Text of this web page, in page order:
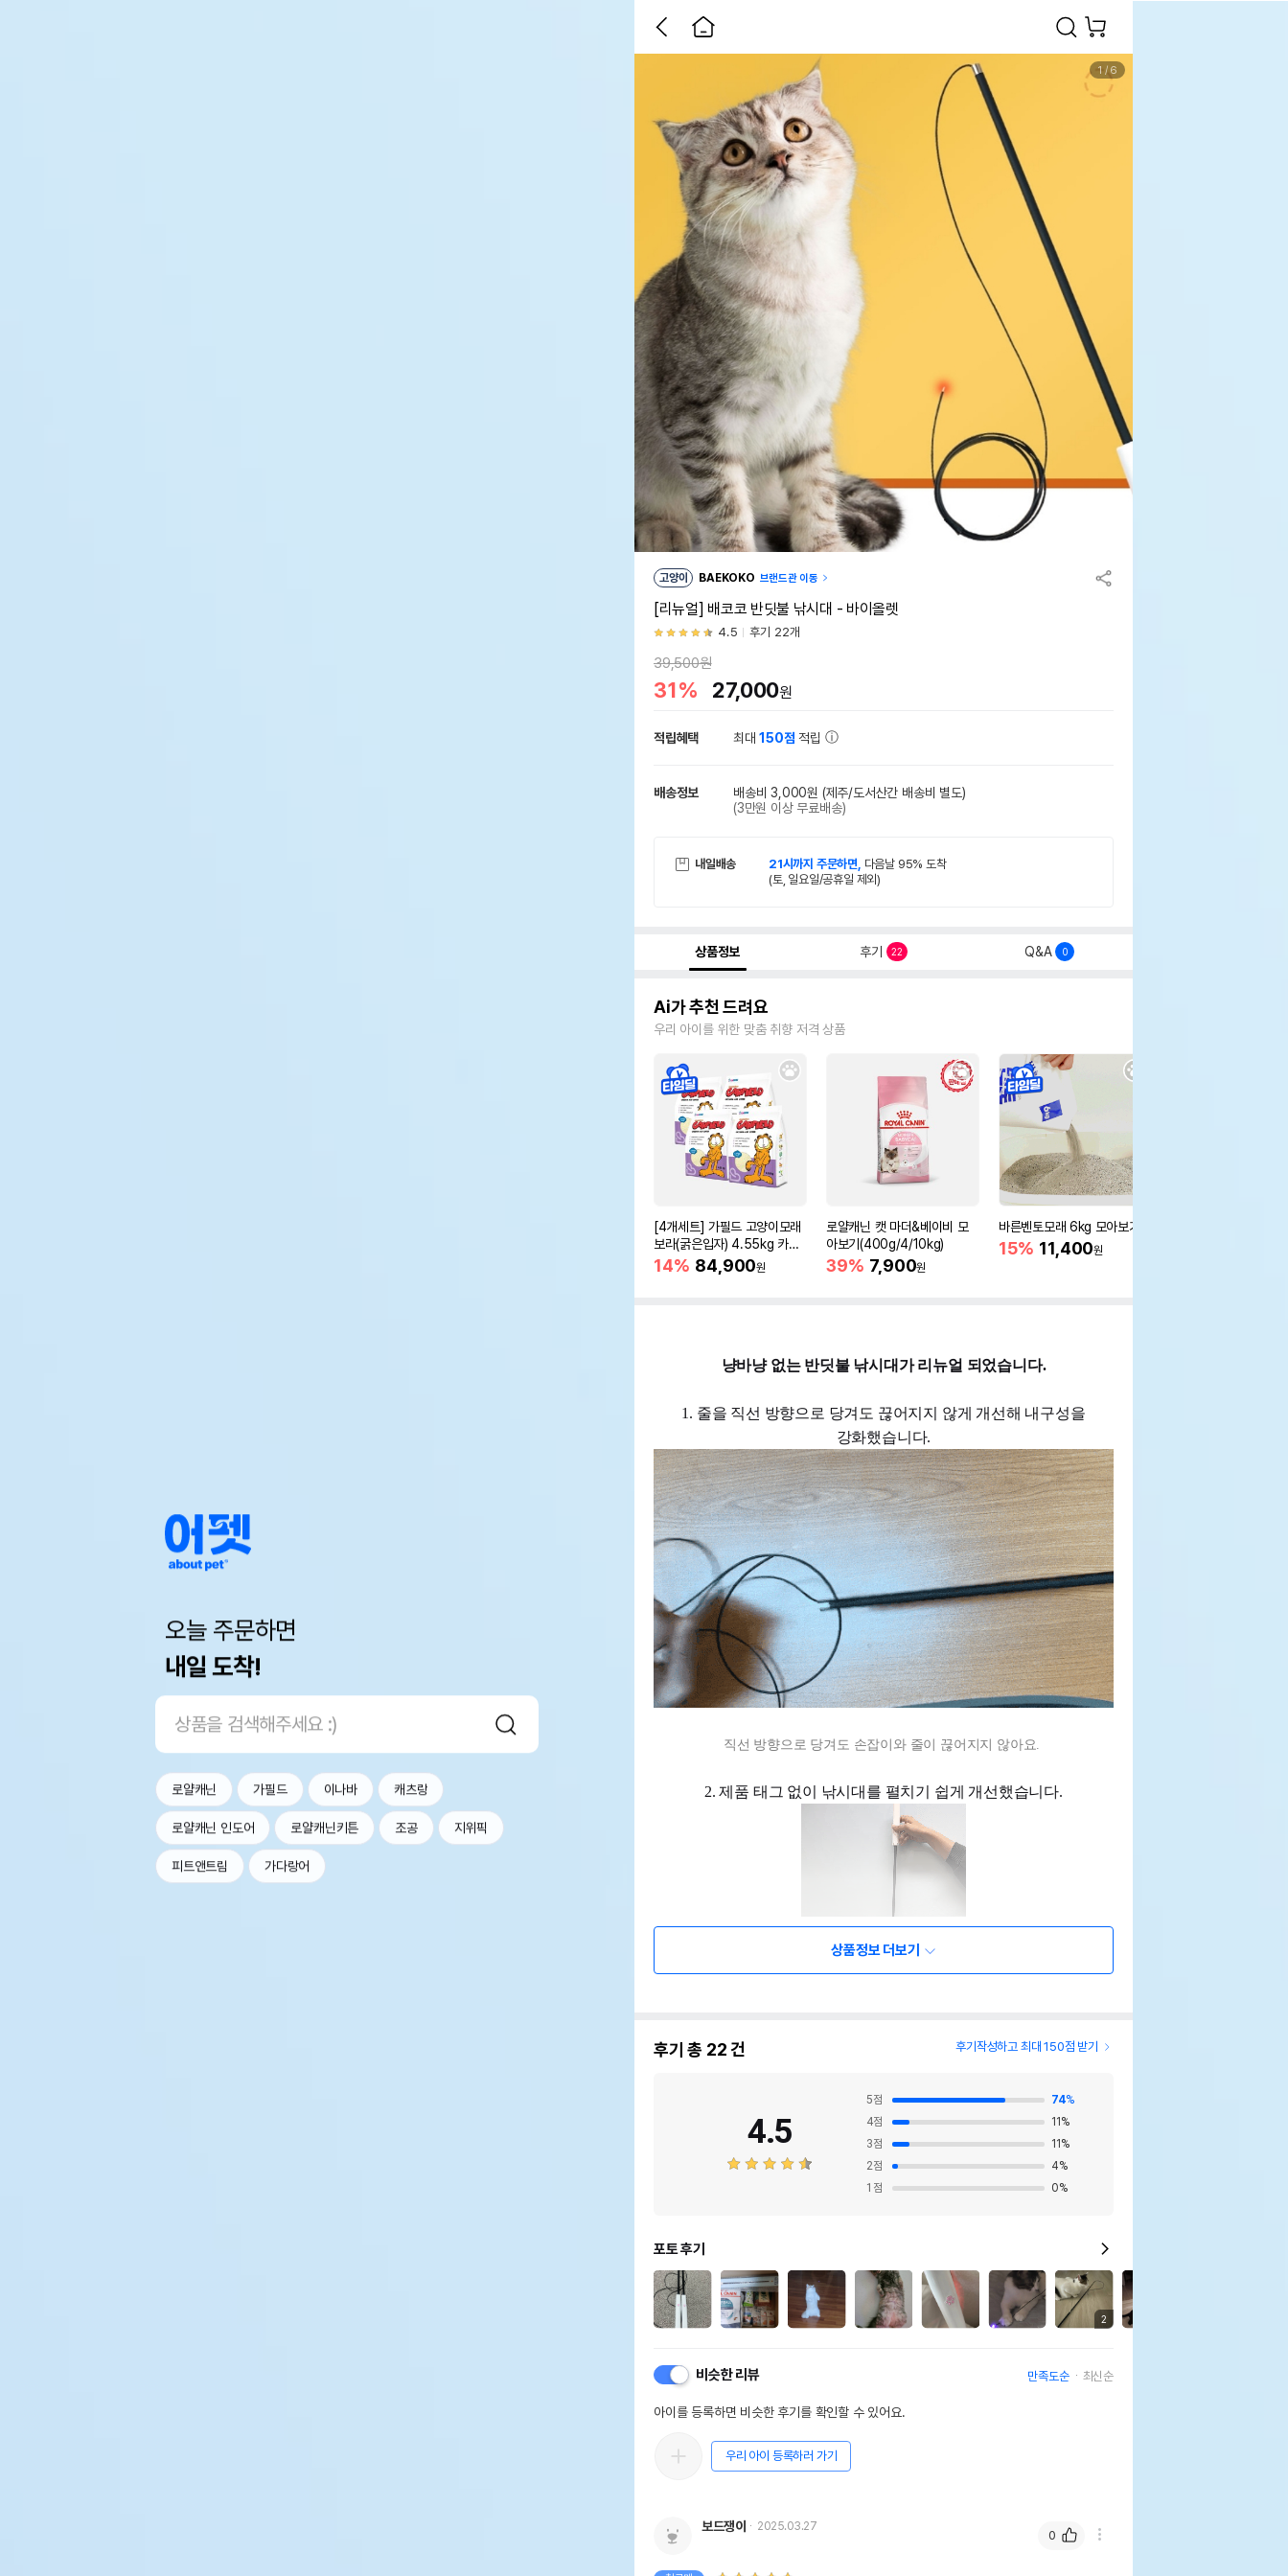
오늘 주문하면
내일 도착!
로얄캐닌 가필드 이나바 캐츠랑
로얄캐닌 인도어 로얄캐닌키튼 조공 지위픽
피트앤트림 가다랑어
1 / 6
고양이 BAEKOKO 브랜드관 이동
[리뉴얼] 배코코 반딧불 낚시대 - 바이올렛
4.5 후기 22개
39,500원
31% 27,000원
적립혜택 최대150점 적립
배송정보 배송비 3,000원 (제주/도서산간 배송비 별도)
(3만원 이상 무료배송)
내일배송 21시까지 주문하면, 다음날 95% 도착
(토, 일요일/공휴일 제외)
상품정보 후기 22 Q&A 0
Ai가 추천 드려요
우리 아이를 위한 맞춤 취향 저격 상품
[4개세트] 가필드 고양이모래
보라(굵은입자) 4.55kg 카사
바모래
14% 84,900원
로얄캐닌 캣 마더&베이비 모
아보기(400g/4/10kg)
39% 7,900원
바른벤토모래 6kg 모아보기
15% 11,400원
냥바냥 없는 반딧불 낚시대가 리뉴얼 되었습니다.
1. 줄을 직선 방향으로 당겨도 끊어지지 않게 개선해 내구성을
강화했습니다.
직선 방향으로 당겨도 손잡이와 줄이 끊어지지 않아요.
2. 제품 태그 없이 낚시대를 펼치기 쉽게 개선했습니다.
3. 많은 분들이 요청하셨던 아이스블루, 엠버 색상이 추가되었습니다.
<아이스블루>
상품정보 더보기
후기 총 22건 후기작성하고 최대 150점 받기
4.5
5점 74%
4점 11 %
3점 11 %
2점 4%
1 점 0%
포토 후기
2
비슷한 리뷰 만족도순 최신순
아이를 등록하면 비슷한 후기를 확인할 수 있어요.
우리 아이 등록하러 가기
보드쟁이 2025.03.27
0